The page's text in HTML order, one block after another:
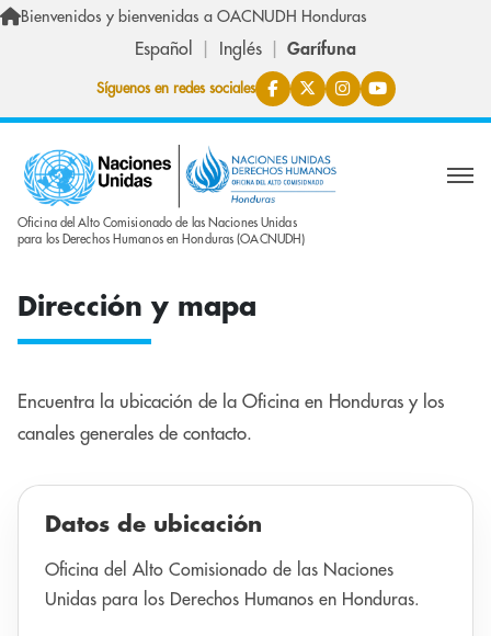
Skip to main content
Bienvenidos y bienvenidas a OACNUDH Honduras
Español Inglés Garífuna
Síguenos en redes sociales
Oficina del Alto Comisionado de las Naciones Unidas
para los Derechos Humanos en Honduras (OACNUDH)
Dirección y mapa
Encuentra la ubicación de la Oficina en Honduras y los
canales generales de contacto.
Datos de ubicación
Oficina del Alto Comisionado de las Naciones
Unidas para los Derechos Humanos en Honduras.